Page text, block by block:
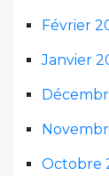
Février
Janvier
Octobre